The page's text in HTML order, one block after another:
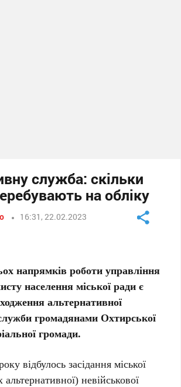
служба: скільки
на обліку
16:31, 22.02.2023
напрямків роботи управління
населення міської ради є
альтернативної
громадянами Охтирської
громади.
відбулось засідання міської
альтернативної) невійськової